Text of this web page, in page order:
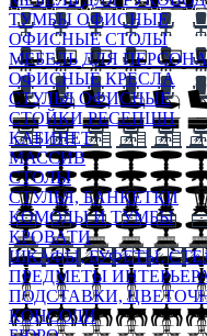
ТУМБЫ ОФИСНЫЕ
ОФИСНЫЕ СТОЛЫ
МЕБЕЛЬ ДЛЯ
ОФИСНЫЕ КРЕСЛА
СТУЛЬЯ ОФИСНЫЕ
СТОЙКИ РЕСЕПШН
КАБИНЕТ
МАССИВ
СТОЛЫ
СТУЛЬЯ, БАНКЕТКИ
КОМОДЫ И ТУМБЫ
КРОВАТИ
ШКАФЫ, БУФЕТЫ,
ПРЕДМЕТЫ
ПОДСТАВКИ,
КОНСОЛИ